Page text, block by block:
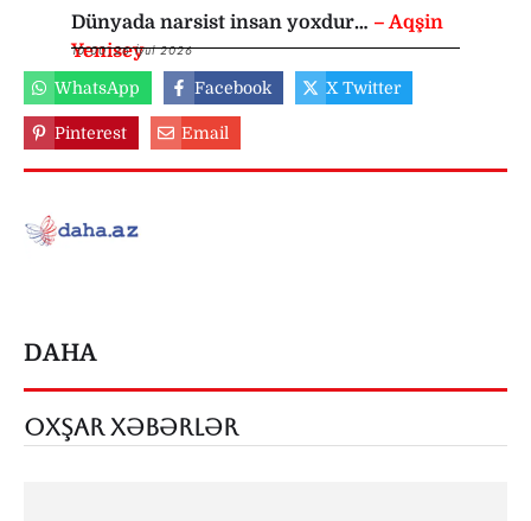
Dünyada narsist insan yoxdur… – Aqşin
Yenisey
10:00,26 İyul 2026
WhatsApp Facebook X Twitter
Pinterest Email
DAHA
OXŞAR XƏBƏRLƏR